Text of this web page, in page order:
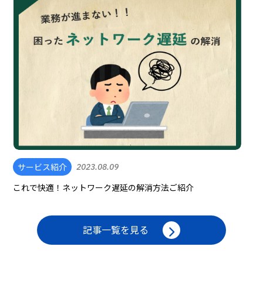
サービス紹介 2023.08.09
これで快適！ネットワーク遅延の解消方法ご紹介
記事一覧を見る